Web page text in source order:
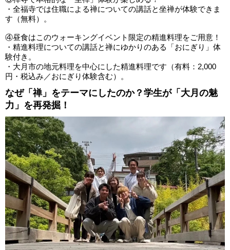
・全福寺では住職による禅についての講話と坐禅が体験できま
す（無料）。
④昼食はこのウォーキングイベント限定の精進料理をご用意！
・精進料理についての講話と禅にゆかりのある「おにぎり」体
験付き。
・大月市の地元料理を中心にした精進料理です（有料：2,000
円・税込み／おにぎり体験含む）。
なぜ「禅」をテーマにしたのか？学生が「大月の魅
力」を再発掘！